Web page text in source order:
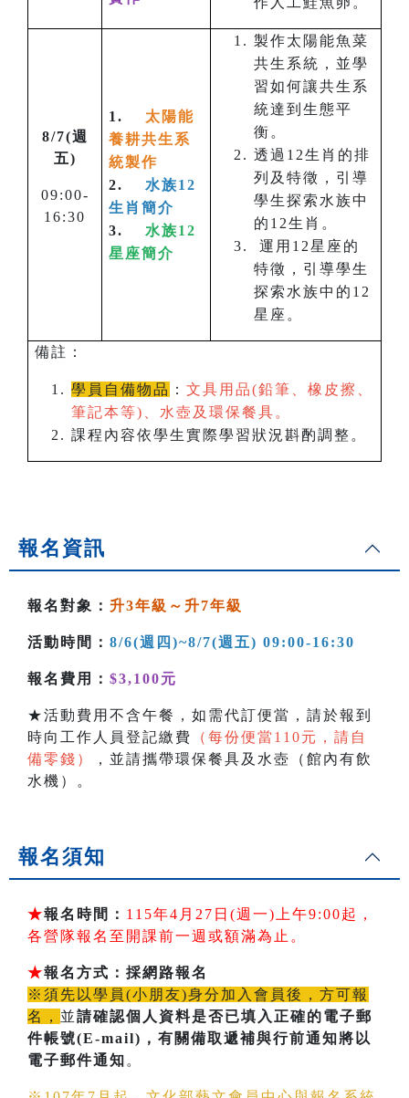
8/7(週
五)
09:00-
16:30
1. 太陽能
養耕共生系
統製作
2. 水族12
生肖簡介
3. 水族12
星座簡介
製作太陽能魚菜
共生系統，並學
習如何讓共生系
統達到生態平
衡。
透過12生肖的排
列及特徵，引導
學生探索水族中
的12生肖。
運用12星座的
特徵，引導學生
探索水族中的12
星座。
備註：
學員自備物品 ： 文具用品(鉛筆、橡皮擦、
筆記本等)、水壺及環保餐具。
課程內容依學生實際學習狀況斟酌調整。
報名資訊
報名對象： 升3年級～升7年級
活動時間： 8/6(週四)~8/7(週五) 09:00-16:30
報名費用： $3,100元
★活動費用不含午餐，如需代訂便當，請於報到
時向工作人員登記繳費
（每份便當110元，請自
備零錢）
，並請攜帶環保餐具及水壺（館內有飲
水機）。
報名須知
★報名時間： 115年4月27日(週一)上午9:00起，
各營隊報名至開課前一週或額滿為止。
★報名方式：採網路報名
※須先以學員(小朋友)身分加入會員後，方可報
名， 並請確認個人資料是否已填入正確的電子郵
件帳號(E-mail) ，有關備取遞補與行前通知將以
電子郵件通知 。